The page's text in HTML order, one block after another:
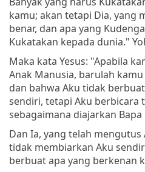
kamu; akan tetapi Dia, yang
benar, dan apa yang
Kukatakan kepada dunia."
Maka kata Yesus: "Apabila
Anak Manusia, barulah
dan bahwa Aku tidak
sendiri, tetapi Aku berbicara
sebagaimana diajarkan Bapa
Dan Ia, yang telah mengutus
tidak membiarkan Aku
berbuat apa yang berkenan